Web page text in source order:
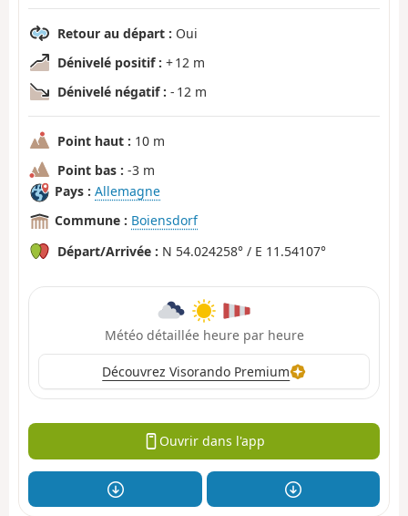
Retour au départ : Oui
Dénivelé positif : + 12 m
Dénivelé négatif : - 12 m
Point haut : 10 m
Point bas : -3 m
Pays : Allemagne
Commune : Boiensdorf
Départ/Arrivée : N 54.024258° / E 11.54107°
Météo détaillée heure par heure
Découvrez Visorando Premium
Ouvrir dans l'app